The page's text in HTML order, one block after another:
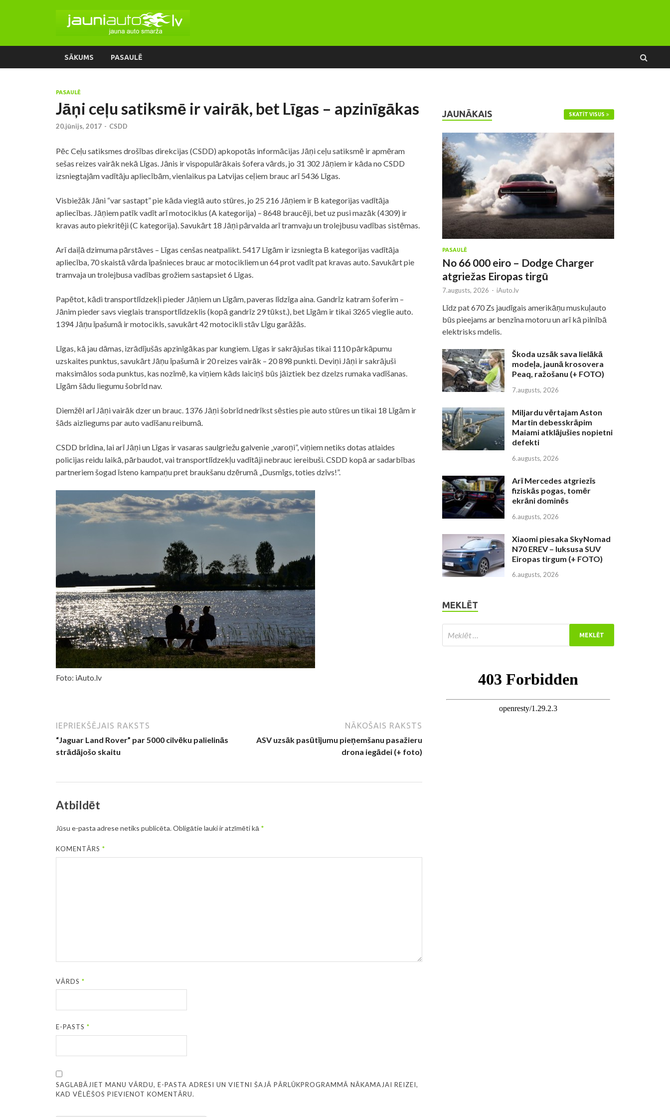
SĀKUMS PASAULĒ
PASAULĒ
Jāņi ceļu satiksmē ir vairāk, bet Līgas – apzinīgākas
20.jūnijs, 2017 - CSDD
Pēc Ceļu satiksmes drošības direkcijas (CSDD) apkopotās informācijas Jāņi ceļu satiksmē ir apmēram
sešas reizes vairāk nekā Līgas. Jānis ir vispopulārākais šofera vārds, jo 31 302 Jāņiem ir kāda no CSDD
izsniegtajām vadītāju apliecībām, vienlaikus pa Latvijas ceļiem brauc arī 5436 Līgas.
Visbiežāk Jāni “var sastapt” pie kāda vieglā auto stūres, jo 25 216 Jāņiem ir B kategorijas vadītāja
apliecības. Jāņiem patīk vadīt arī motociklus (A kategorija) – 8648 braucēji, bet uz pusi mazāk (4309) ir
kravas auto piekritēji (C kategorija). Savukārt 18 Jāņi pārvalda arī tramvaju un trolejbusu vadības sistēmas.
Arī daiļā dzimuma pārstāves – Līgas cenšas neatpalikt. 5417 Līgām ir izsniegta B kategorijas vadītāja
apliecība, 70 skaistā vārda īpašnieces brauc ar motocikliem un 64 prot vadīt pat kravas auto. Savukārt pie
tramvaja un trolejbusa vadības grožiem sastapsiet 6 Līgas.
Papētot, kādi transportlīdzekļi pieder Jāņiem un Līgām, paveras līdzīga aina. Gandrīz katram šoferim –
Jānim pieder savs vieglais transportlīdzeklis (kopā gandrīz 29 tūkst.), bet Līgām ir tikai 3265 vieglie auto.
1394 Jāņu īpašumā ir motocikls, savukārt 42 motocikli stāv Līgu garāžās.
Līgas, kā jau dāmas, izrādījušās apzinīgākas par kungiem. Līgas ir sakrājušas tikai 1110 pārkāpumu
uzskaites punktus, savukārt Jāņu īpašumā ir 20 reizes vairāk – 20 898 punkti. Deviņi Jāņi ir sakrājuši
maksimālos soda punktus, kas nozīmē, ka viņiem kāds laiciņš būs jāiztiek bez dzelzs rumaka vadīšanas.
Līgām šādu liegumu šobrīd nav.
Diemžēl arī Jāņi vairāk dzer un brauc. 1376 Jāņi šobrīd nedrīkst sēsties pie auto stūres un tikai 18 Līgām ir
šāds aizliegums par auto vadīšanu reibumā.
CSDD brīdina, lai arī Jāņi un Līgas ir vasaras saulgriežu galvenie „varoņi”, viņiem netiks dotas atlaides
policijas reidu laikā, pārbaudot, vai transportlīdzekļu vadītāji nebrauc iereibuši. CSDD kopā ar sadarbības
partneriem šogad īsteno kampaņu pret braukšanu dzērumā „Dusmīgs, toties dzīvs!”.
Foto: iAuto.lv
IEPRIEKŠĒJAIS RAKSTS
“Jaguar Land Rover” par 5000 cilvēku palielinās
strādājošo skaitu
NĀKOŠAIS RAKSTS
ASV uzsāk pasūtījumu pieņemšanu pasažieru
drona iegādei (+ foto)
Atbildēt
Jūsu e-pasta adrese netiks publicēta.Obligātie lauki ir atzīmēti kā *
KOMENTĀRS*
VĀRDS*
E-PASTS*
SAGLABĀJIET MANU VĀRDU, E-PASTA ADRESI UN VIETNI ŠAJĀ PĀRLŪKPROGRAMMĀ NĀKAMAJAI REIZEI,
KAD VĒLĒŠOS PIEVIENOT KOMENTĀRU.
JAUNĀKAIS SKATĪT VISUS
PASAULĒ
No 66 000 eiro – Dodge Charger
atgriežas Eiropas tirgū
7.augusts, 2026 - iAuto.lv
Līdz pat 670 Zs jaudīgais amerikāņu muskuļauto
būs pieejams ar benzīna motoru un arī kā pilnībā
elektrisks mdelis.
Škoda uzsāk sava lielākā
modeļa, jaunā krosovera
Peaq, ražošanu (+ FOTO)
7.augusts, 2026
Miljardu vērtajam Aston
Martin debesskrāpim
Maiami atklājušies nopietni
defekti
6.augusts, 2026
Arī Mercedes atgriezīs
fiziskās pogas, tomēr
ekrāni dominēs
6.augusts, 2026
Xiaomi piesaka SkyNomad
N70 EREV – luksusa SUV
Eiropas tirgum (+ FOTO)
6.augusts, 2026
MEKLĒT